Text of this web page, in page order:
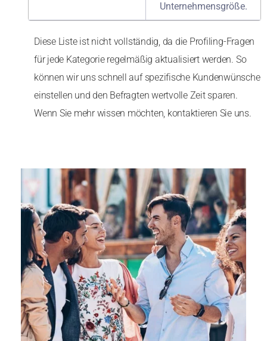
Unternehmensgröße.
Diese Liste ist nicht vollständig, da die Profiling-Fragen
für jede Kategorie regelmäßig aktualisiert werden. So
können wir uns schnell auf spezifische Kundenwünsche
einstellen und den Befragten wertvolle Zeit sparen.
Wenn Sie mehr wissen möchten, kontaktieren Sie uns.